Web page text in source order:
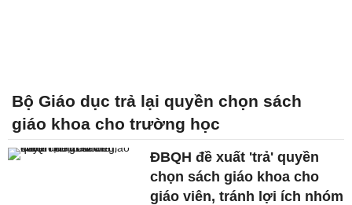
Bộ Giáo dục trả lại quyền chọn sách
giáo khoa cho trường học
ĐBQH đề xuất 'trả' quyền
chọn sách giáo khoa cho
giáo viên, tránh lợi ích nhóm